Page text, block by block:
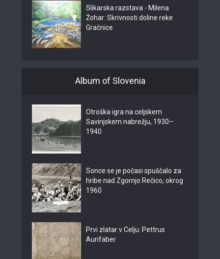
Slikarska razstava - Milena
Žohar: Skrivnosti doline reke
Gračnice
Album of Slovenia
Otroška igra na celjskem
Savinjskem nabrežju, 1930–
1940
Sonce se je počasi spuščalo za
hribe nad Zgornjo Rečico, okrog
1960
Prvi zlatar v Celju: Pettrus
Aurifaber